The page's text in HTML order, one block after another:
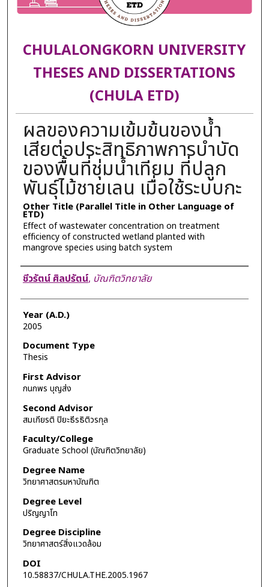
CHULALONGKORN UNIVERSITY
THESES AND DISSERTATIONS
(CHULA ETD)
ผลของความเข้มข้นของน้ำ
เสียต่อประสิทธิภาพการบำบัด
ของพื้นที่ชุ่มน้ำเทียม ที่ปลูก
พันธุ์ไม้ชายเลน เมื่อใช้ระบบกะ
Other Title (Parallel Title in Other Language of
ETD)
Effect of wastewater concentration on treatment
efficiency of constructed wetland planted with
mangrove species using batch system
Author
ชีวรัตน์ ศิลปรัตน์, บัณฑิตวิทยาลัย
Year (A.D.)
2005
Document Type
Thesis
First Advisor
กนกพร บุญส่ง
Second Advisor
สมเกียรติ ปิยะธีรธิติวรกุล
Faculty/College
Graduate School (บัณฑิตวิทยาลัย)
Degree Name
วิทยาศาสตรมหาบัณฑิต
Degree Level
ปริญญาโท
Degree Discipline
วิทยาศาสตร์สิ่งแวดล้อม
DOI
10.58837/CHULA.THE.2005.1967